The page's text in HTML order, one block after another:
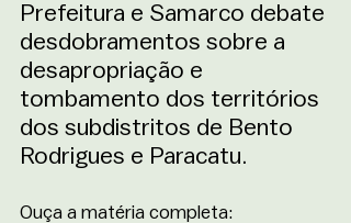
Prefeitura e Samarco debate
desdobramentos sobre a
desapropriação e
tombamento dos territórios
dos subdistritos de Bento
Rodrigues e Paracatu.
Ouça a matéria completa: